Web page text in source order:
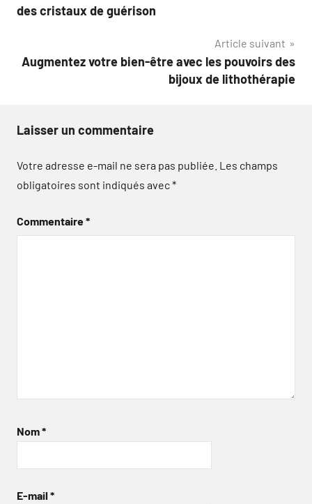
des cristaux de guérison
Article suivant
Augmentez votre bien-être avec les pouvoirs des
bijoux de lithothérapie
Laisser un commentaire
Votre adresse e-mail ne sera pas publiée. Les champs
obligatoires sont indiqués avec*
Commentaire*
Nom*
E-mail *